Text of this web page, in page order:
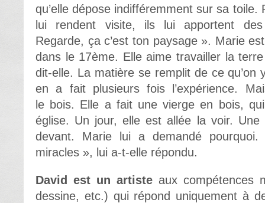
qu’elle dépose indifféremment sur sa
lui rendent visite, ils lui apportent
Regarde, ça c’est ton paysage ». Marie
dans le 17ème. Elle aime travailler la
dit-elle. La matière se remplit de ce qu’on
en a fait plusieurs fois l’expérience.
le bois. Elle a fait une vierge en bois,
église. Un jour, elle est allée la voir. Une
devant. Marie lui a demandé
miracles », lui a-t-elle répondu.
David est un artiste aux compétences
dessine, etc.) qui répond uniquement à